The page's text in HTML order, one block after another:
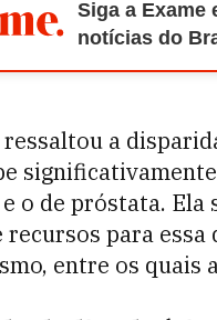
Siga a Exame
notícias do
ressaltou a
e o de próstata.
recursos para
entre os quais